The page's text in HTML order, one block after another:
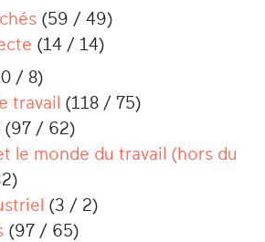
(59 / 49)
(14 / 14)
/ 8)
travail (118 / 75)
(97 / 62)
le monde du travail (hors du
(3 / 2)
(97 / 65)